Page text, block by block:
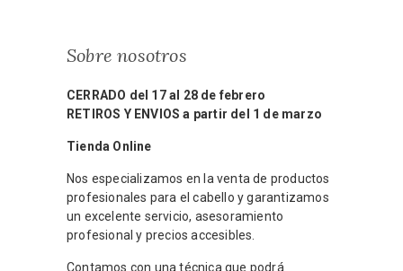
Sobre nosotros
CERRADO del 17 al 28 de febrero
RETIROS Y ENVIOS a partir del 1 de marzo
Tienda Online
Nos especializamos en la venta de productos
profesionales para el cabello y garantizamos
un excelente servicio, asesoramiento
profesional y precios accesibles.
Contamos con una técnica que podrá